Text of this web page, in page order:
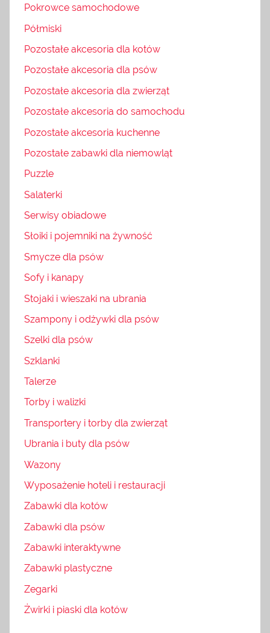
Pokrowce samochodowe
Półmiski
Pozostałe akcesoria dla kotów
Pozostałe akcesoria dla psów
Pozostałe akcesoria dla zwierząt
Pozostałe akcesoria do samochodu
Pozostałe akcesoria kuchenne
Pozostałe zabawki dla niemowląt
Puzzle
Salaterki
Serwisy obiadowe
Słoiki i pojemniki na żywność
Smycze dla psów
Sofy i kanapy
Stojaki i wieszaki na ubrania
Szampony i odżywki dla psów
Szelki dla psów
Szklanki
Talerze
Torby i walizki
Transportery i torby dla zwierząt
Ubrania i buty dla psów
Wazony
Wyposażenie hoteli i restauracji
Zabawki dla kotów
Zabawki dla psów
Zabawki interaktywne
Zabawki plastyczne
Zegarki
Żwirki i piaski dla kotów